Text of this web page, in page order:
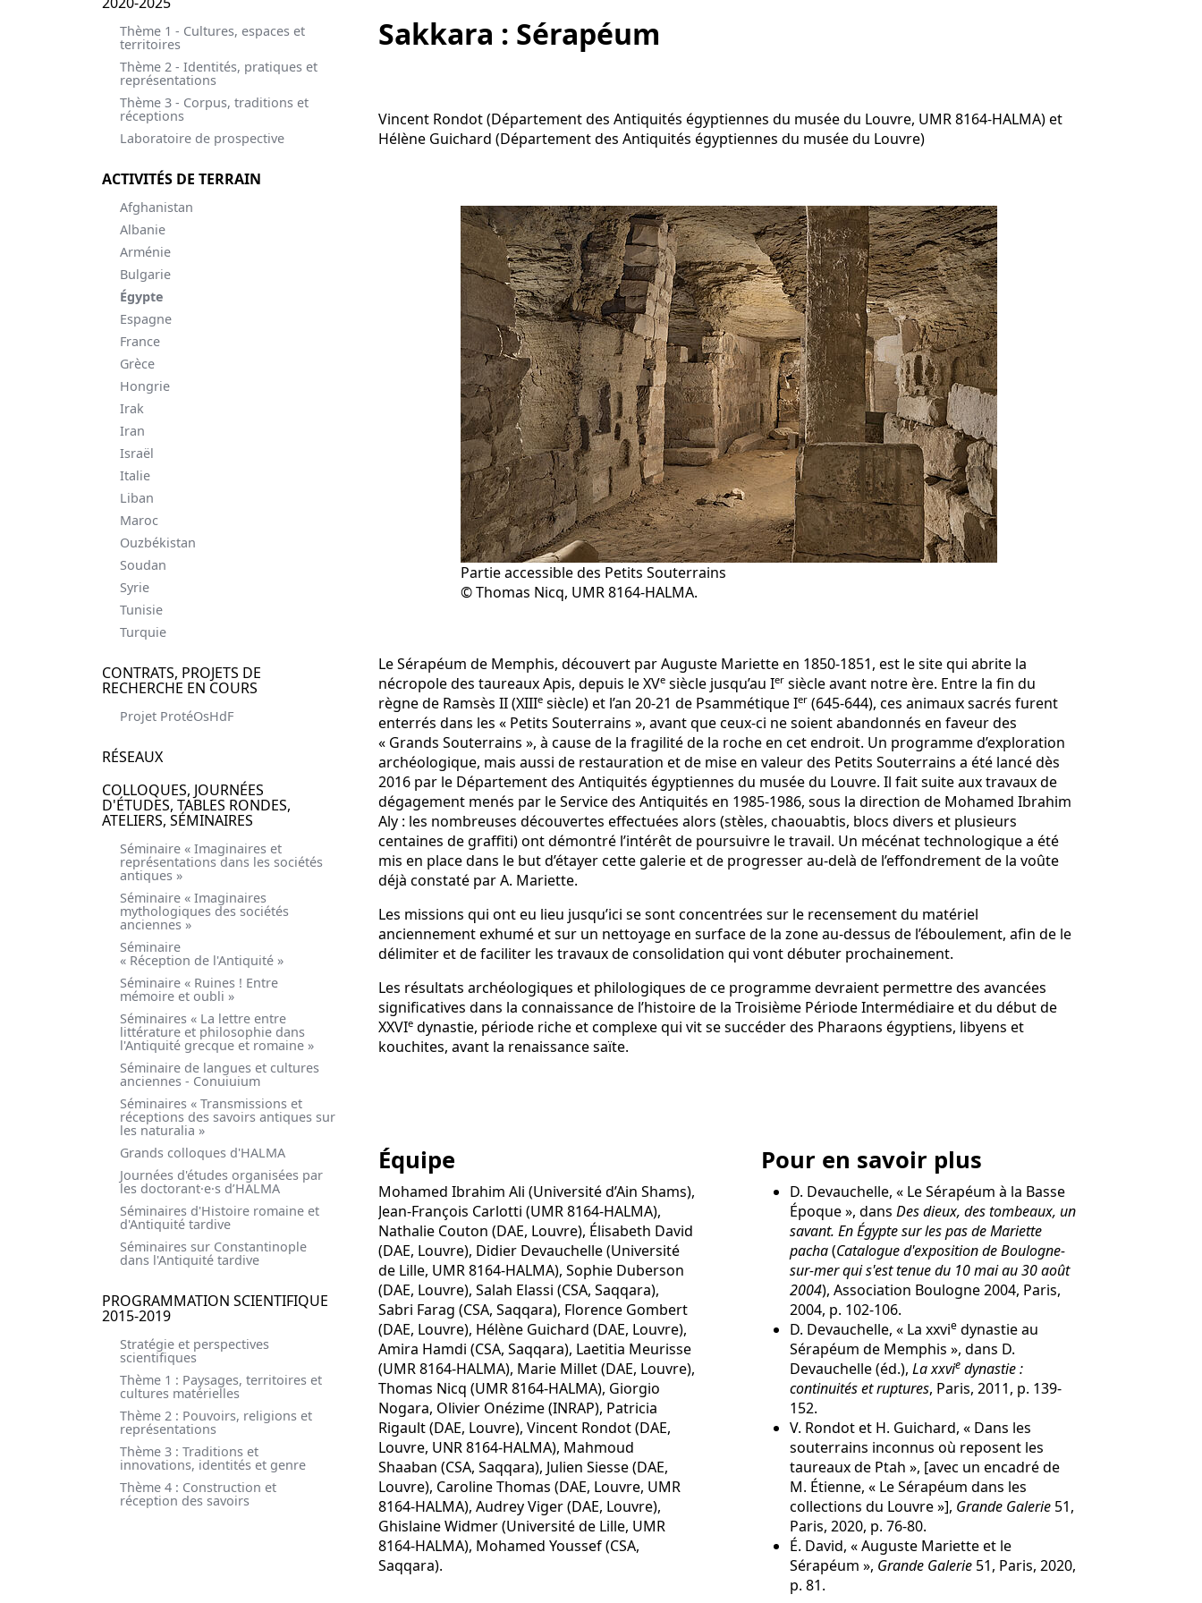
Thème 1 - Cultures, espaces et
territoires
Thème 2 - Identités, pratiques et
représentations
Thème 3 - Corpus, traditions et
réceptions
Laboratoire de prospective
ACTIVITÉS DE TERRAIN
Afghanistan
Albanie
Arménie
Bulgarie
Égypte
Espagne
France
Grèce
Hongrie
Irak
Iran
Israël
Italie
Liban
Maroc
Ouzbékistan
Soudan
Syrie
Tunisie
Turquie
CONTRATS, PROJETS DE
RECHERCHE EN COURS
Projet ProtéOsHdF
RÉSEAUX
COLLOQUES, JOURNÉES
D'ÉTUDES, TABLES RONDES,
ATELIERS, SÉMINAIRES
Séminaire « Imaginaires et
représentations dans les sociétés
antiques »
Séminaire « Imaginaires
mythologiques des sociétés
anciennes »
Séminaire
« Réception de l'Antiquité »
Séminaire « Ruines ! Entre
mémoire et oubli »
Séminaires « La lettre entre
littérature et philosophie dans
l'Antiquité grecque et romaine »
Séminaire de langues et cultures
anciennes - Conuiuium
Séminaires « Transmissions et
réceptions des savoirs antiques sur
les naturalia »
Grands colloques d'HALMA
Journées d'études organisées par
les doctorant·e·s d’HALMA
Séminaires d'Histoire romaine et
d'Antiquité tardive
Séminaires sur Constantinople
dans l'Antiquité tardive
PROGRAMMATION SCIENTIFIQUE
2015-2019
Stratégie et perspectives
scientifiques
Thème 1 : Paysages, territoires et
cultures matérielles
Thème 2 : Pouvoirs, religions et
représentations
Thème 3 : Traditions et
innovations, identités et genre
Thème 4 : Construction et
réception des savoirs
Sakkara : Sérapéum
Vincent Rondot (Département des Antiquités égyptiennes du musée du Louvre, UMR 8164-HALMA) et
Hélène Guichard (Département des Antiquités égyptiennes du musée du Louvre)
Partie accessible des Petits Souterrains
© Thomas Nicq, UMR 8164-HALMA.
Le Sérapéum de Memphis, découvert par Auguste Mariette en 1850-1851, est le site qui abrite la
nécropole des taureaux Apis, depuis le XVe siècle jusqu’au Ier siècle avant notre ère. Entre la fin du
règne de Ramsès II (XIIIe siècle) et l’an 20-21 de Psammétique Ier (645-644), ces animaux sacrés furent
enterrés dans les « Petits Souterrains », avant que ceux-ci ne soient abandonnés en faveur des
« Grands Souterrains », à cause de la fragilité de la roche en cet endroit. Un programme d’exploration
archéologique, mais aussi de restauration et de mise en valeur des Petits Souterrains a été lancé dès
2016 par le Département des Antiquités égyptiennes du musée du Louvre. Il fait suite aux travaux de
dégagement menés par le Service des Antiquités en 1985-1986, sous la direction de Mohamed Ibrahim
Aly : les nombreuses découvertes effectuées alors (stèles, chaouabtis, blocs divers et plusieurs
centaines de graffiti) ont démontré l’intérêt de poursuivre le travail. Un mécénat technologique a été
mis en place dans le but d’étayer cette galerie et de progresser au-delà de l’effondrement de la voûte
déjà constaté par A. Mariette.
Les missions qui ont eu lieu jusqu’ici se sont concentrées sur le recensement du matériel
anciennement exhumé et sur un nettoyage en surface de la zone au-dessus de l’éboulement, afin de le
délimiter et de faciliter les travaux de consolidation qui vont débuter prochainement.
Les résultats archéologiques et philologiques de ce programme devraient permettre des avancées
significatives dans la connaissance de l’histoire de la Troisième Période Intermédiaire et du début de
XXVIe dynastie, période riche et complexe qui vit se succéder des Pharaons égyptiens, libyens et
kouchites, avant la renaissance saïte.
Équipe
Mohamed Ibrahim Ali (Université d’Ain Shams),
Jean-François Carlotti (UMR 8164-HALMA),
Nathalie Couton (DAE, Louvre), Élisabeth David
(DAE, Louvre), Didier Devauchelle (Université
de Lille, UMR 8164-HALMA), Sophie Duberson
(DAE, Louvre), Salah Elassi (CSA, Saqqara),
Sabri Farag (CSA, Saqqara), Florence Gombert
(DAE, Louvre), Hélène Guichard (DAE, Louvre),
Amira Hamdi (CSA, Saqqara), Laetitia Meurisse
(UMR 8164-HALMA), Marie Millet (DAE, Louvre),
Thomas Nicq (UMR 8164-HALMA), Giorgio
Nogara, Olivier Onézime (INRAP), Patricia
Rigault (DAE, Louvre), Vincent Rondot (DAE,
Louvre, UNR 8164-HALMA), Mahmoud
Shaaban (CSA, Saqqara), Julien Siesse (DAE,
Louvre), Caroline Thomas (DAE, Louvre, UMR
8164-HALMA), Audrey Viger (DAE, Louvre),
Ghislaine Widmer (Université de Lille, UMR
8164-HALMA), Mohamed Youssef (CSA,
Saqqara).
Pour en savoir plus
D. Devauchelle, « Le Sérapéum à la Basse
Époque », dans Des dieux, des tombeaux, un
savant. En Égypte sur les pas de Mariette
pacha(Catalogue d'exposition de Boulogne-
sur-mer qui s'est tenue du 10 mai au 30 août
2004), Association Boulogne 2004, Paris,
2004, p. 102-106.
D. Devauchelle, « La xxviedynastie au
Sérapéum de Memphis », dans D.
Devauchelle (éd.), La xxviedynastie :
continuités et ruptures, Paris, 2011, p. 139-
152.
V. Rondot et H. Guichard, « Dans les
souterrains inconnus où reposent les
taureaux de Ptah », [avec un encadré de
M. Étienne, « Le Sérapéum dans les
collections du Louvre »], Grande Galerie51,
Paris, 2020, p. 76-80.
É. David, « Auguste Mariette et le
Sérapéum », Grande Galerie 51, Paris, 2020,
p. 81.